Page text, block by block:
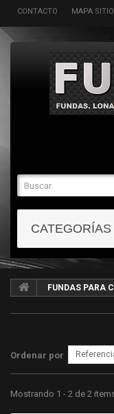
CONTACTO MAPA SITIO
CATEGORÍAS
FUNDAS PARA
Ordenar por
Mostrando 1 - 2 de 2